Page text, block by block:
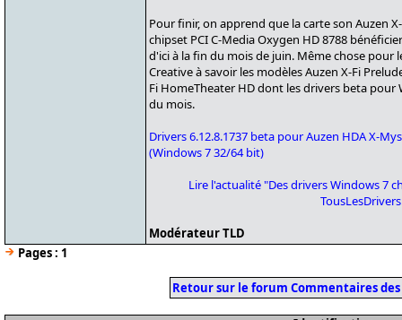
Pour finir, on apprend que la carte son Auzen
chipset PCI C-Media Oxygen HD 8788
d'ici à la fin du mois de juin. Même chose pour
Creative à savoir les modèles Auzen X-Fi
Fi HomeTheater HD dont les drivers beta
du mois.
Drivers 6.12.8.1737 beta pour Auzen HDA X-
(Windows 7 32/64 bit)
Lire l'actualité "Des drivers Windows 7
Modérateur TLD
Pages : 1
Retour sur le forum Commentaires